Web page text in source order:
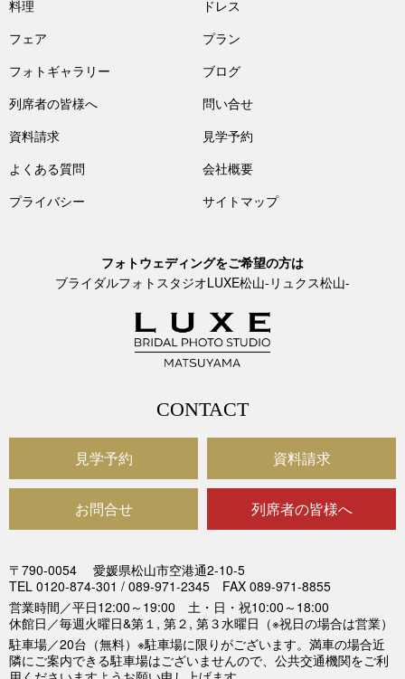
料理
ドレス
フェア
プラン
フォトギャラリー
ブログ
列席者の皆様へ
問い合せ
資料請求
見学予約
よくある質問
会社概要
プライバシー
サイトマップ
フォトウェディングをご希望の方は
ブライダルフォトスタジオLUXE松山-リュクス松山-
CONTACT
見学予約
お問合せ
資料請求
列席者の皆様へ
〒790-0054 愛媛県松山市空港通2-10-5
TEL 0120-874-301 / 089-971-2345 FAX 089-971-8855
営業時間／平日12:00～19:00 土・日・祝10:00～18:00
休館日／毎週火曜日&第１, 第２, 第３水曜日（※祝日の場合は営業）
駐車場／20台（無料）※駐車場に限りがございます。満車の場合近
隣にご案内できる駐車場はございませんので、公共交通機関をご利